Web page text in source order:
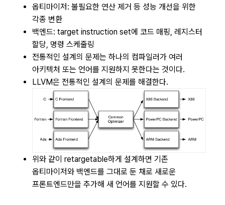
옵티마이저: 불필요한 연산 제거 등 성능 개선을 위한
각종 변환
백엔드: target instruction set에 코드 매핑, 레지스터
할당, 명령 스케줄링
전통적인 설계의 문제는 하나의 컴파일러가 여러
아키텍처 또는 언어를 지원하지 못한다는 것이다.
LLVM은 전통적인 설계의 문제를 해결한다.
위와 같이 retargetable하게 설계하면 기존
옵티마이저와 백엔드를 그대로 둔 채로 새로운
프론트엔드만을 추가해 새 언어를 지원할 수 있다.